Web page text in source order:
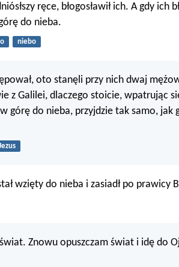
ręce, błogosławił ich. A gdy ich
do nieba.
niebo
oto stanęli przy nich dwaj
z Galilei, dlaczego stoicie, wpatrując
górę do nieba, przyjdzie tak samo, jak
wzięty do nieba i zasiadł po prawicy
Znowu opuszczam świat i idę do